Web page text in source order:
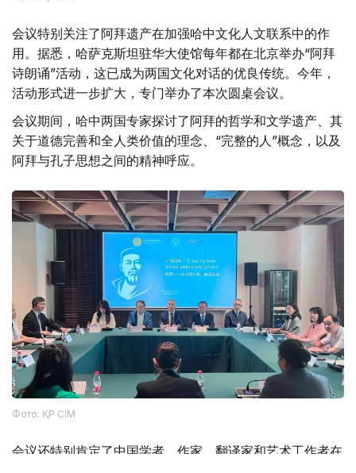
会议特别关注了阿拜遗产在加强哈中文化人文联系中的作
用。据悉，哈萨克斯坦驻华大使馆每年都在北京举办“阿拜
诗朗诵”活动，这已成为两国文化对话的优良传统。今年，
活动形式进一步扩大，专门举办了本次圆桌会议。
会议期间，哈中两国专家探讨了阿拜的哲学和文学遗产、其
关于道德完善和全人类价值的理念、“完整的人”概念，以及
阿拜与孔子思想之间的精神呼应。
Фото: ҚР СІМ
会议还特别肯定了中国学者、作家、翻译家和艺术工作者在